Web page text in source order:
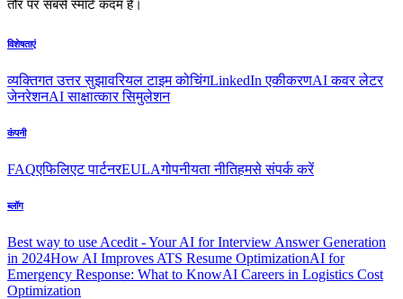
तौर पर सबसे स्मार्ट कदम है।
विशेषताएं
व्यक्तिगत उत्तर सुझावरियल टाइम कोचिंगLinkedIn एकीकरणAI कवर लेटर
जेनरेशनAI साक्षात्कार सिमुलेशन
कंपनी
FAQएफिलिएट पार्टनरEULAगोपनीयता नीतिहमसे संपर्क करें
ब्लॉग
Best way to use Acedit - Your AI for Interview Answer Generation
in 2024How AI Improves ATS Resume OptimizationAI for
Emergency Response: What to KnowAI Careers in Logistics Cost
Optimization